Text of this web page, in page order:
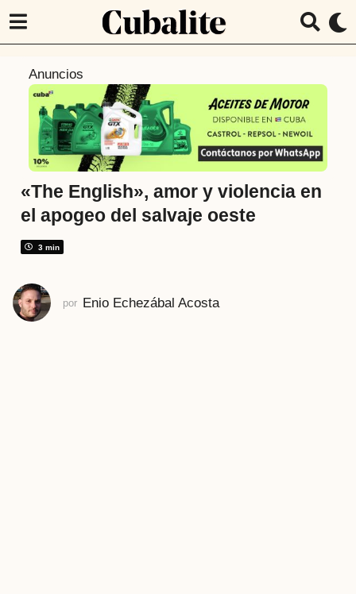
t
á
s
a
ñ
o
Anuncios
«The English», amor y violencia en
el apogeo del salvaje oeste
3 min
por Enio Echezábal Acosta